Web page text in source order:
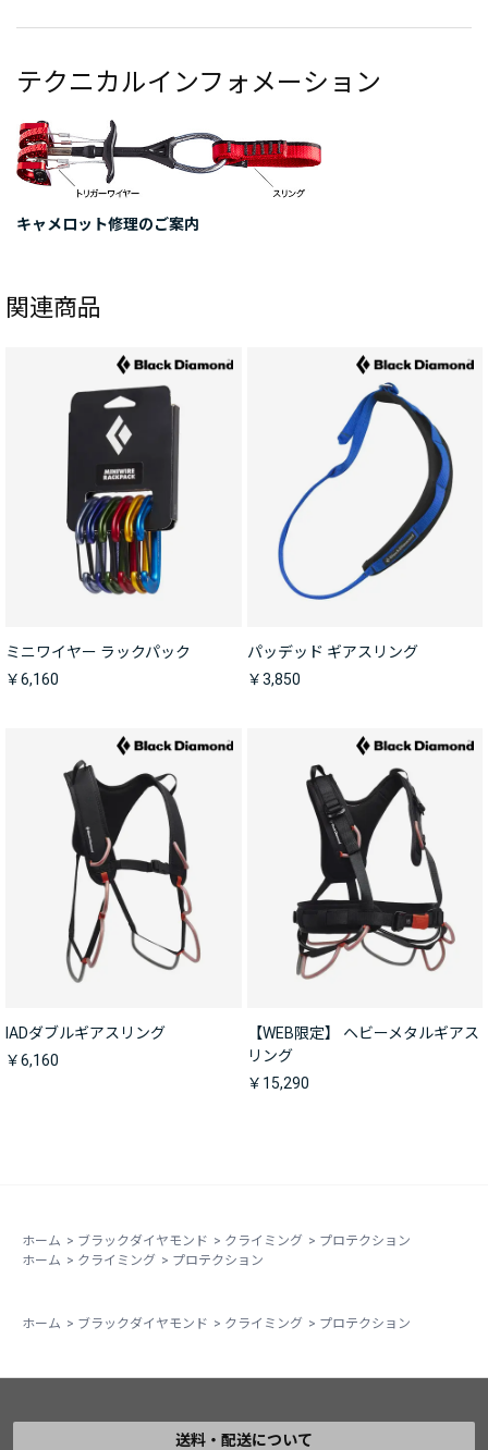
テクニカルインフォメーション
キャメロット修理のご案内
関連商品
ミニワイヤー ラックパック
￥6,160
パッデッド ギアスリング
￥3,850
IADダブルギアスリング
￥6,160
【WEB限定】 ヘビーメタルギアス
リング
￥15,290
ホーム > ブラックダイヤモンド > クライミング > プロテクション
ホーム > クライミング > プロテクション
ホーム > ブラックダイヤモンド > クライミング > プロテクション
送料・配送について